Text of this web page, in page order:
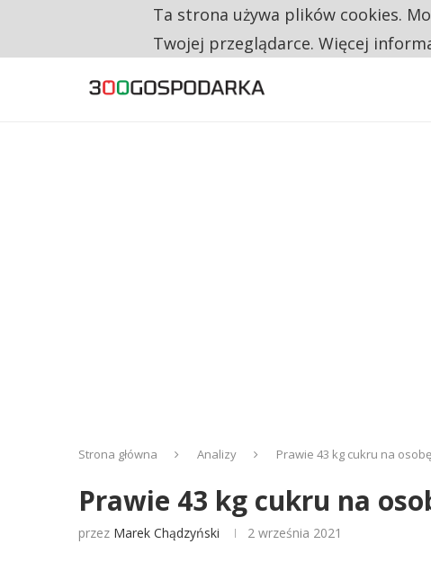
RESTRYKCJE CHIN UDERZAJĄ W EUROPEJSKI
Strona główna Analizy Prawie 43 kg cukru na
Prawie 43 kg cukru na
przez Marek Chądzyński 2 września 2021
Ta strona używa plików cookies.
Twojej przeglądarce. Więcej